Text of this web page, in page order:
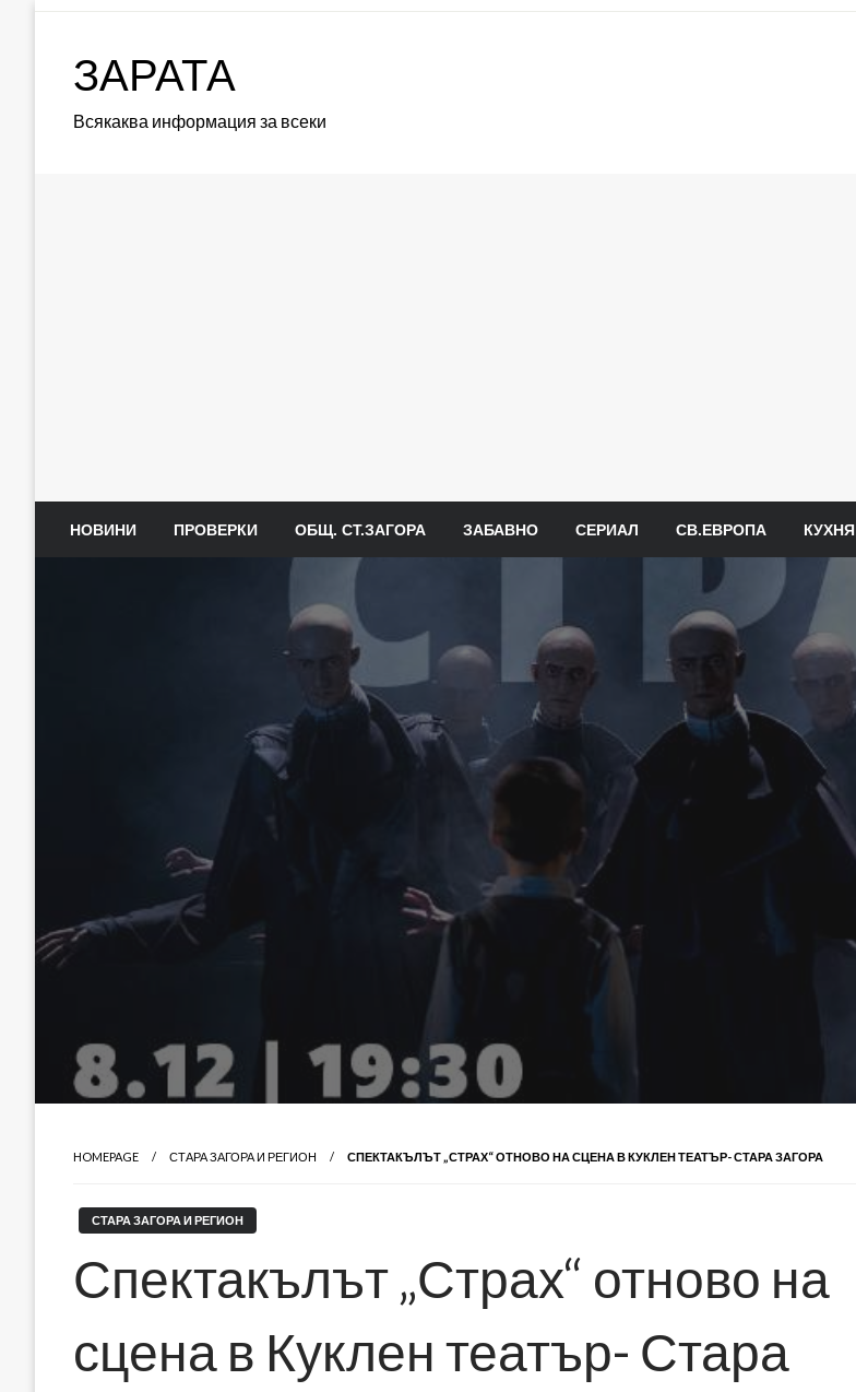
ЗАРАТА
Всякаква информация за всеки
НОВИНИ ПРОВЕРКИ ОБЩ. СТ.ЗАГОРА ЗАБАВНО СЕРИАЛ СВ.ЕВРОПА КУХНЯ
HOMEPAGE СТАРА ЗАГОРА И РЕГИОН СПЕКТАКЪЛЪТ „СТРАХ“ ОТНОВО НА СЦЕНА В КУКЛЕН ТЕАТЪР- СТАРА ЗАГОРА
СТАРА ЗАГОРА И РЕГИОН
Спектакълът „Страх“ отново на
сцена в Куклен театър- Стара